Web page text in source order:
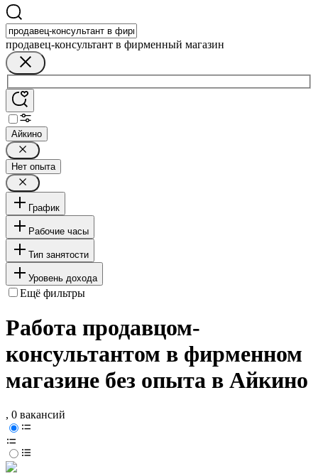
продавец-консультант в фирменный магазин
Айкино
Нет опыта
График
Рабочие часы
Тип занятости
Уровень дохода
Ещё фильтры
Работа продавцом-
консультантом в фирменном
магазине без опыта в Айкино
, 0 вакансий